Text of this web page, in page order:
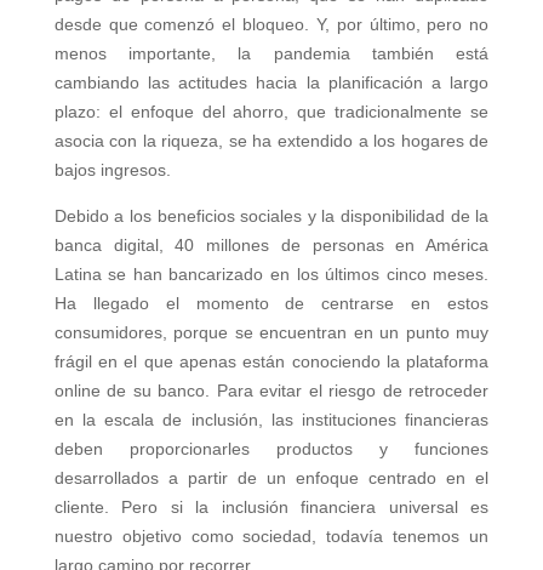
desde que comenzó el bloqueo. Y, por último, pero no
menos importante, la pandemia también está
cambiando las actitudes hacia la planificación a largo
plazo: el enfoque del ahorro, que tradicionalmente se
asocia con la riqueza, se ha extendido a los hogares de
bajos ingresos.
Debido a los beneficios sociales y la disponibilidad de la
banca digital, 40 millones de personas en América
Latina se han bancarizado en los últimos cinco meses.
Ha llegado el momento de centrarse en estos
consumidores, porque se encuentran en un punto muy
frágil en el que apenas están conociendo la plataforma
online de su banco. Para evitar el riesgo de retroceder
en la escala de inclusión, las instituciones financieras
deben proporcionarles productos y funciones
desarrollados a partir de un enfoque centrado en el
cliente. Pero si la inclusión financiera universal es
nuestro objetivo como sociedad, todavía tenemos un
largo camino por recorrer.